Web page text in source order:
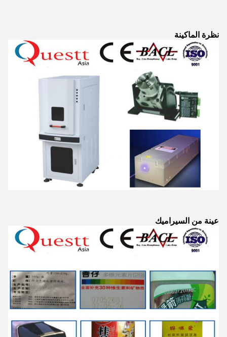
نظرة الماكينة
عينة من السيراميك